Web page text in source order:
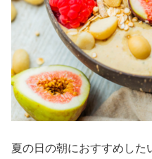
夏の日の朝におすすめし